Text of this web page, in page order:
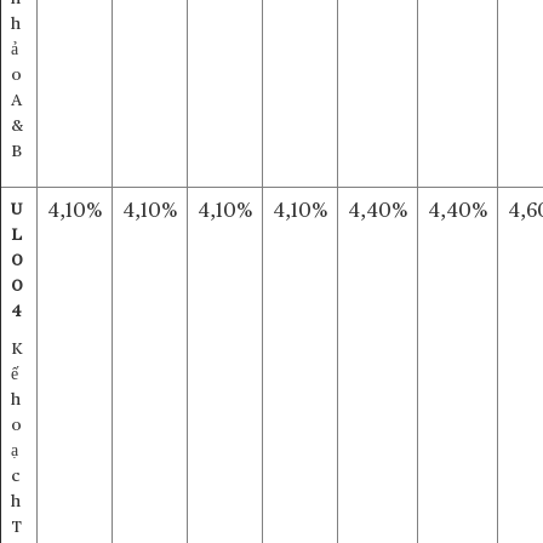
h
ả
o
A
&
B
U
L
0
0
4
K
ế
h
o
ạ
c
h
T
4,10% 4,10% 4,10% 4,10% 4,40% 4,40%